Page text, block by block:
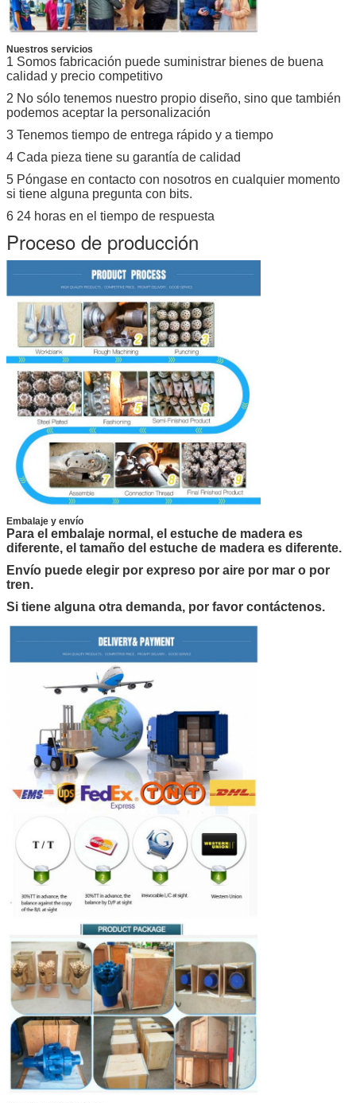
Nuestros servicios
1 Somos fabricación puede suministrar bienes de buena
calidad y precio competitivo
2 No sólo tenemos nuestro propio diseño, sino que también
podemos aceptar la personalización
3 Tenemos tiempo de entrega rápido y a tiempo
4 Cada pieza tiene su garantía de calidad
5 Póngase en contacto con nosotros en cualquier momento
si tiene alguna pregunta con bits.
6 24 horas en el tiempo de respuesta
Proceso de producción
Embalaje y envío
Para el embalaje normal, el estuche de madera es
diferente, el tamaño del estuche de madera es diferente.
Envío puede elegir por expreso por aire por mar o por
tren.
Si tiene alguna otra demanda, por favor contáctenos.